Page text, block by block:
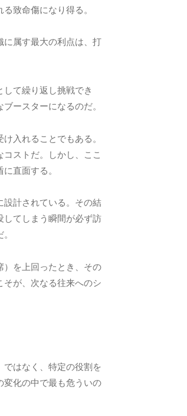
致命傷になり得る。
属す最大の利点は、打
て繰り返し挑戦でき
ースターになるのだ。
入れることでもある。
ストだ。しかし、ここ
直面する。
計されている。その結
てしまう瞬間が必ず訪
を上回ったとき、その
が、次なる往来へのシ
はなく、特定の役割を
化の中で最も危ういの